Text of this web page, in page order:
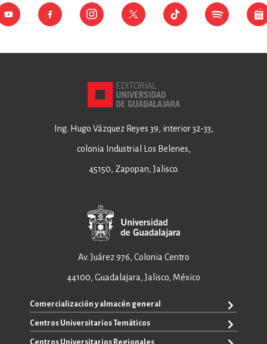
Ing. Hugo Vázquez Reyes 39, interior 32-33,
colonia Industrial Los Belenes,
45150, Zapopan, Jalisco.
Av. Juárez 976, Colonia Centro
44100, Guadalajara, Jalisco, México
Comercialización y almacén general
+52 33 3640 6326
+52 33 3640 4595
Centros Universitarios Temáticos